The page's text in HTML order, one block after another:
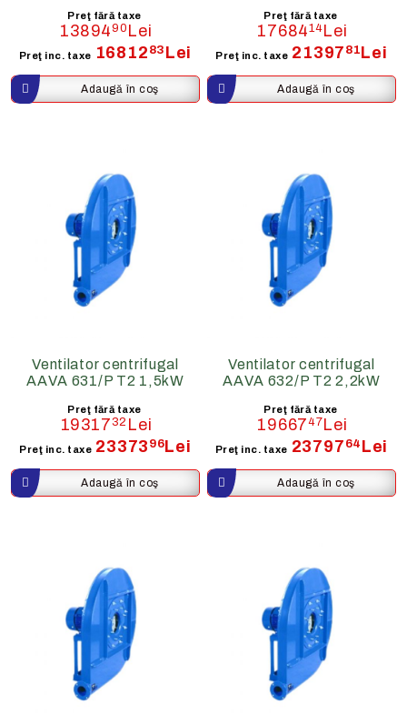
Preţ fără taxe
1389490 Lei
Preţ inc. taxe 16812 83 Lei
Preţ fără taxe
1768414Lei
Preţ inc. taxe 21397 81Lei
Ventilator centrifugal
AAVA 631/P T2 1,5kW
Preţ fără taxe
1931732 Lei
Preţ inc. taxe 23373 96Lei
Ventilator centrifugal
AAVA 632/P T2 2,2kW
Preţ fără taxe
1966747Lei
Preţ inc. taxe 23797 64 Lei